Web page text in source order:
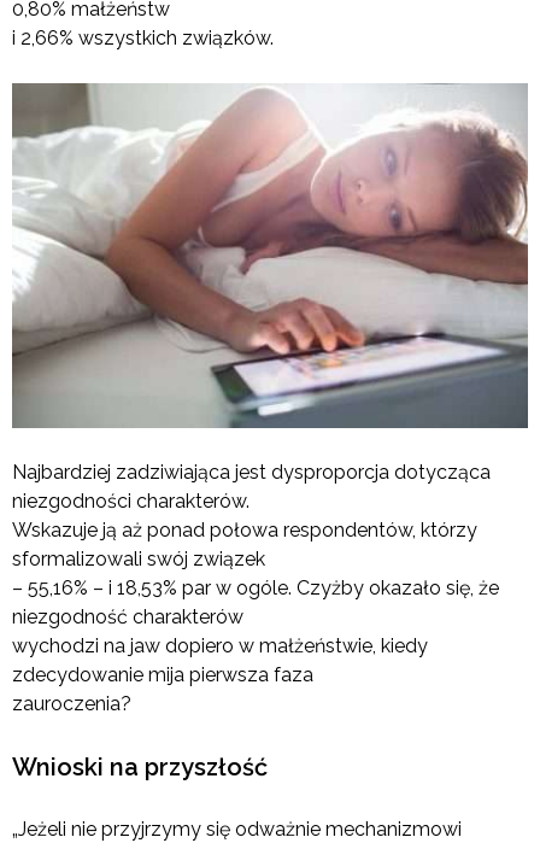
0,80% małżeństw
i 2,66% wszystkich związków.
Najbardziej zadziwiająca jest dysproporcja dotycząca
niezgodności charakterów.
Wskazuje ją aż ponad połowa respondentów, którzy
sformalizowali swój związek
– 55,16% – i 18,53% par w ogóle. Czyżby okazało się, że
niezgodność charakterów
wychodzi na jaw dopiero w małżeństwie, kiedy
zdecydowanie mija pierwsza faza
zauroczenia?
Wnioski na przyszłość
„Jeżeli nie przyjrzymy się odważnie mechanizmowi